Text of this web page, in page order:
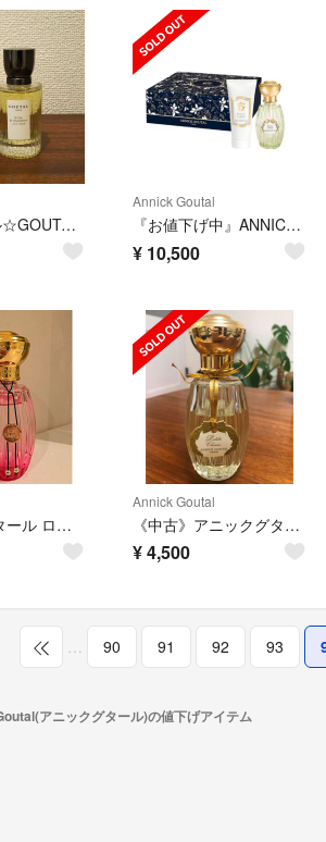
タイムセール☆GOUTAL ボワ ダドリアン オードパルファム50ml
Annick Goutal
『お値下げ中』ANNICK GOUTAL☆限定ギフトセット
¥ 10,500
アニック グタール ローズ ポンポン オードトワレ
Annick Goutal
《中古》アニックグタール プチシェリー 100ml
¥4,500
90 91 92 93
アニックグタール)の値下げアイテム